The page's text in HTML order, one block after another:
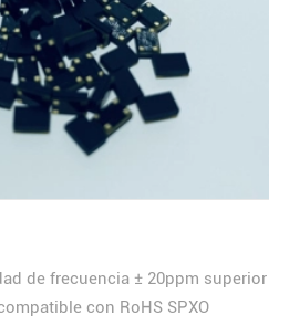
de frecuencia ± 20ppm superior
con RoHS SPXO